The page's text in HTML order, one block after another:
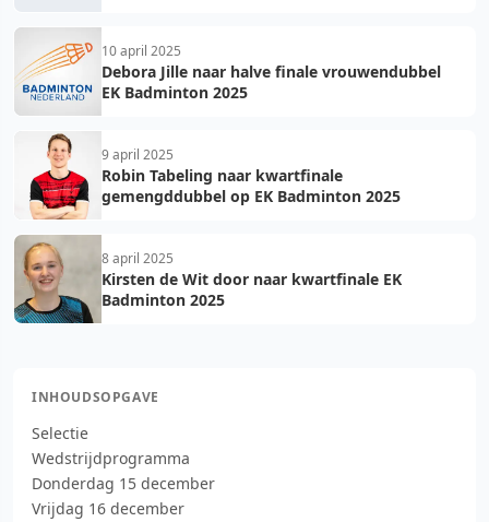
10 april 2025
Debora Jille naar halve finale vrouwendubbel
EK Badminton 2025
9 april 2025
Robin Tabeling naar kwartfinale
gemengddubbel op EK Badminton 2025
8 april 2025
Kirsten de Wit door naar kwartfinale EK
Badminton 2025
INHOUDSOPGAVE
Selectie
Wedstrijdprogramma
Donderdag 15 december
Vrijdag 16 december